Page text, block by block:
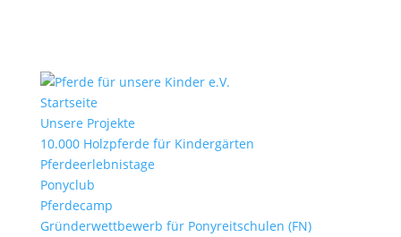
Startseite
Unsere Projekte
10.000 Holzpferde für Kindergärten
Pferdeerlebnistage
Ponyclub
Pferdecamp
Gründerwettbewerb für Ponyreitschulen (FN)